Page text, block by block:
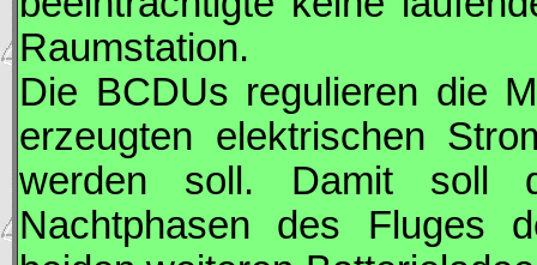
Raumstation.
Die BCDUs regulieren die
erzeugten elektrischen
werden soll. Damit soll
Nachtphasen des Fluges